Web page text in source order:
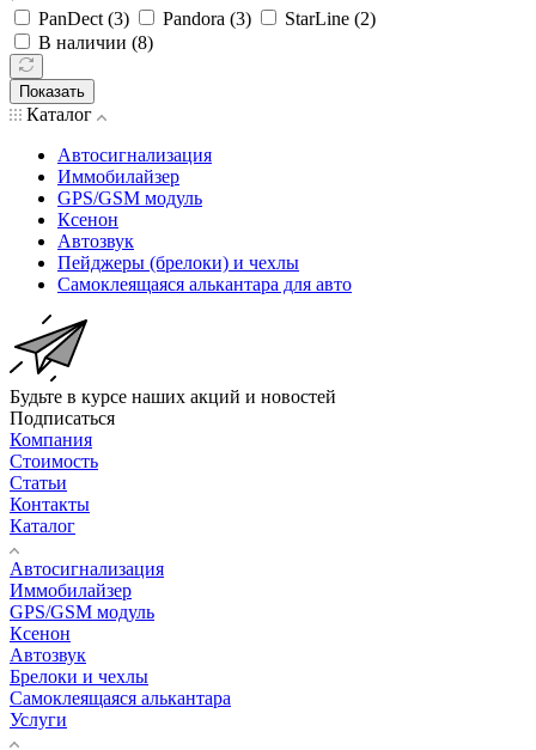
PanDect (3) Pandora (3) StarLine (2)
В наличии (8)
Показать
Каталог
Автосигнализация
Иммобилайзер
GPS/GSM модуль
Ксенон
Автозвук
Пейджеры (брелоки) и чехлы
Самоклеящаяся алькантара для авто
Будьте в курсе наших акций и новостей
Подписаться
Компания
Стоимость
Статьи
Контакты
Каталог
Автосигнализация
Иммобилайзер
GPS/GSM модуль
Ксенон
Автозвук
Брелоки и чехлы
Самоклеящаяся алькантара
Услуги